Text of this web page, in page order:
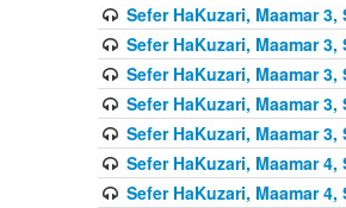
Sefer HaKuzari, Maamar 3,
Sefer HaKuzari, Maamar 3,
Sefer HaKuzari, Maamar 3,
Sefer HaKuzari, Maamar 3,
Sefer HaKuzari, Maamar 3,
Sefer HaKuzari, Maamar 4,
Sefer HaKuzari, Maamar 4,